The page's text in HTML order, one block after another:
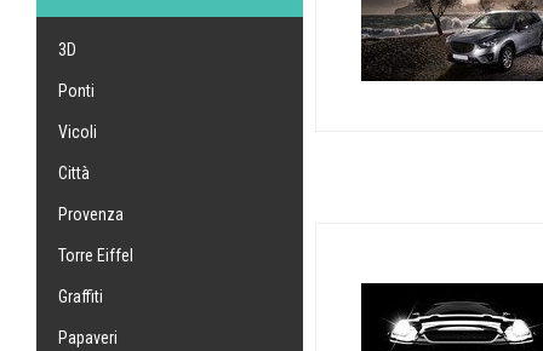
3D
Ponti
Vicoli
Città
Provenza
Torre Eiffel
Graffiti
Papaveri